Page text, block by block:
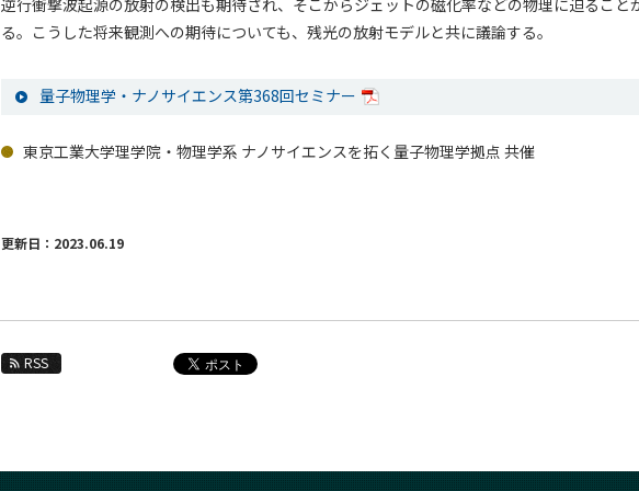
逆行衝撃波起源の放射の検出も期待され、そこからジェットの磁化率などの物理に迫ること
る。こうした将来観測への期待についても、残光の放射モデルと共に議論する。
量子物理学・ナノサイエンス第368回セミナー
東京工業大学理学院・物理学系 ナノサイエンスを拓く量子物理学拠点 共催
更新日：2023.06.19
RSS